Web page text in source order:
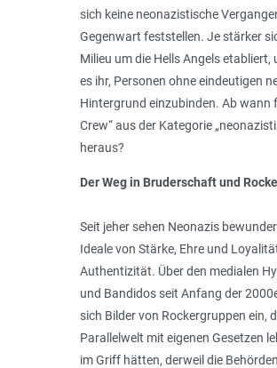
sich keine neonazistische
Gegenwart feststellen. Je stärker
Milieu um die Hells Angels etabliert,
es ihr, Personen ohne eindeutigen
Hintergrund einzubinden. Ab wann
Crew“ aus der Kategorie
heraus?
Der Weg in Bruderschaft und
Seit jeher sehen Neonazis
Ideale von Stärke, Ehre und
Authentizität. Über den medialen
und Bandidos seit Anfang der
sich Bilder von Rockergruppen ein,
Parallelwelt mit eigenen Gesetzen
im Griff hätten, derweil die